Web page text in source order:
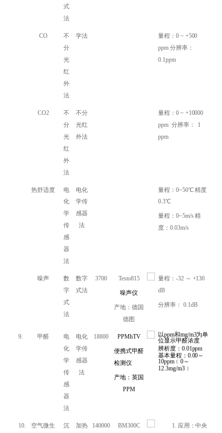
式
法
CO 不
分
光
红
外
法
学法 量程：0 ~ +500
ppm 分辨率：
0.1ppm
CO2 不
分
光
红
外
法
不分
光红
外法
量程：0 ~ +10000
ppm 分辨率： 1
ppm
热舒适度
电
化
学
传
感
器
法
电化
学传
感器
法
量程：0~50℃ 精度
0.3℃
量程：0~5m/s 精
度：0.03m/s
噪声
数
字
式
法
数字
式法
3700 Testo815
噪声仪
产地：德国
德图
量程：-32 ～ +130
dB
分辨率： 0.1dB
9. 甲醛 电
化
学
传
感
器
法
电化
学传
感器
法
18800 PPMhTV
便携式甲醛
检测仪
产地：英国
PPM
以ppm和mg/m3为单
位显示甲醛浓度
辨析度：0.01ppm
基本量程：0.00～
10ppm﹝0～
12.3mg/m3﹞
10. 空气微生 沉 加热 140000 BM300C 1. 应用：中央